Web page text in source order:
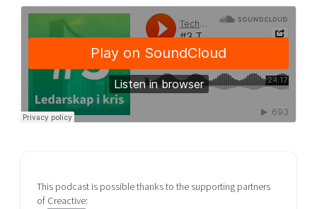
This podcast is possible thanks to the supporting partners
ofCreactive: